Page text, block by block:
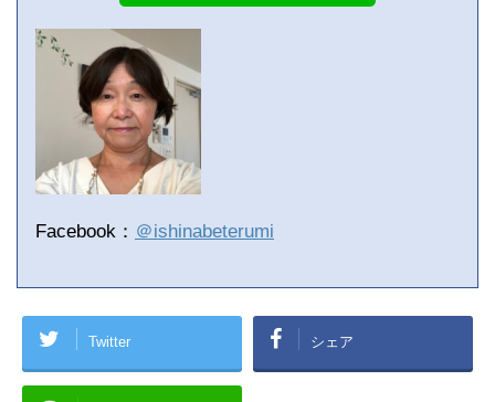
Facebook： ＠ishinabeterumi
Twitter シェア